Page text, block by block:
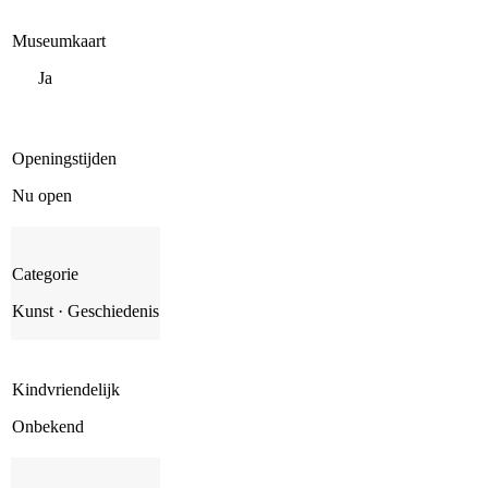
Museumkaart
Ja
Openingstijden
Nu open
Categorie
Kunst · Geschiedenis
Kindvriendelijk
Onbekend